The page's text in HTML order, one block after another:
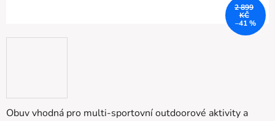
Obuv vhodná pro multi-sportovní outdoorové aktivity a
2 899
KČ
–41 %